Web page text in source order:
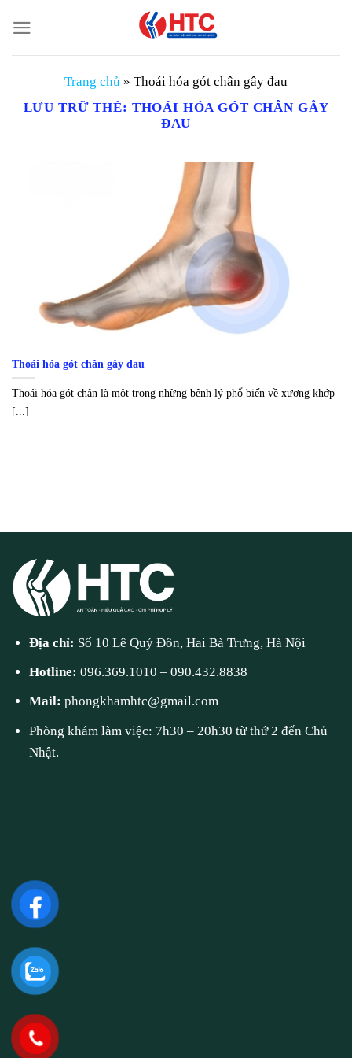
đến
nội
Trang chủ » Thoái hóa gót chân gây đau
LƯU TRỮ THẺ: THOÁI HÓA GÓT CHÂN GÂY
ĐAU
Thoái hóa gót chân gây đau
Thoái hóa gót chân là một trong những bệnh lý phổ biến về xương khớp
[...]
Địa chỉ: Số 10 Lê Quý Đôn, Hai Bà Trưng, Hà Nội
Hotline:096.369.1010 –090.432.8838
Mail:phongkhamhtc@gmail.com
Phòng khám làm việc: 7h30 – 20h30 từ thứ 2 đến Chủ
Nhật.